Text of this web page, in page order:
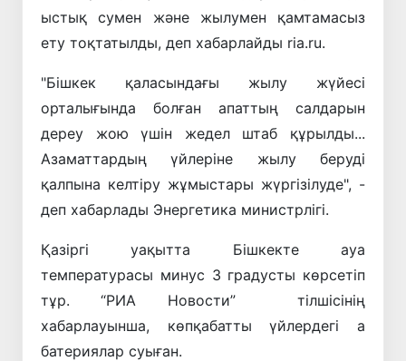
ыстық сумен және жылумен қамтамасыз
ету тоқтатылды, деп хабарлайды ria.ru.
"Бішкек қаласындағы жылу жүйесі
орталығында болған апаттың салдарын
дереу жою үшін жедел штаб құрылды...
Азаматтардың үйлеріне жылу беруді
қалпына келтіру жұмыстары жүргізілуде", -
деп хабарлады Энергетика министрлігі.
Қазіргі уақытта Бішкекте ауа
температурасы минус 3 градусты көрсетіп
тұр. “РИА Новости” тілшісінің
хабарлауынша, көпқабатты үйлердегі а
батериялар суыған.